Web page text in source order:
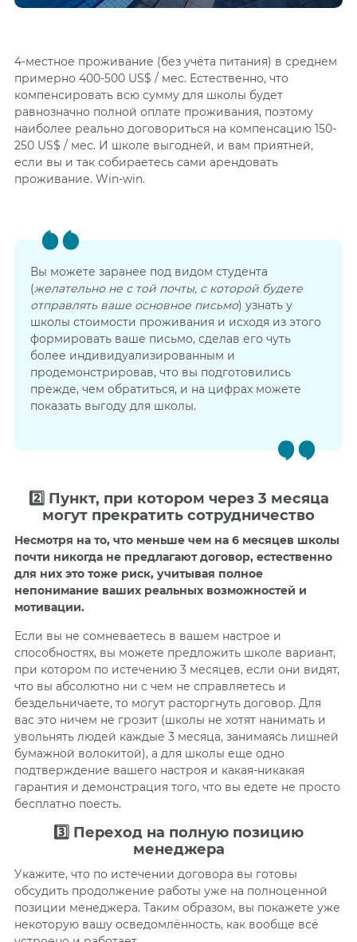
4-местное проживание (без учёта питания) в среднем
примерно 400-500 US$ / мес. Естественно, что
компенсировать всю сумму для школы будет
равнозначно полной оплате проживания, поэтому
наиболее реально договориться на компенсацию 150-
250 US$ / мес. И школе выгодней, и вам приятней,
если вы и так собираетесь сами арендовать
проживание. Win-win.
Вы можете заранее под видом студента
(желательно не с той почты, с которой будете
отправлять ваше основное письмо) узнать у
школы стоимости проживания и исходя из этого
формировать ваше письмо, сделав его чуть
более индивидуализированным и
продемонстрировав, что вы подготовились
прежде, чем обратиться, и на цифрах можете
показать выгоду для школы.
2️⃣ Пункт, при котором через 3 месяца
могут прекратить сотрудничество
Несмотря на то, что меньше чем на 6 месяцев школы
почти никогда не предлагают договор, естественно
для них это тоже риск, учитывая полное
непонимание ваших реальных возможностей и
мотивации.
Если вы не сомневаетесь в вашем настрое и
способностях, вы можете предложить школе вариант,
при котором по истечению 3 месяцев, если они видят,
что вы абсолютно ни с чем не справляетесь и
бездельничаете, то могут расторгнуть договор. Для
вас это ничем не грозит (школы не хотят нанимать и
увольнять людей каждые 3 месяца, занимаясь лишней
бумажной волокитой), а для школы еще одно
подтверждение вашего настроя и какая-никакая
гарантия и демонстрация того, что вы едете не просто
бесплатно поесть.
3️⃣ Переход на полную позицию
менеджера
Укажите, что по истечении договора вы готовы
обсудить продолжение работы уже на полноценной
позиции менеджера. Таким образом, вы покажете уже
некоторую вашу осведомлённость, как вообще всё